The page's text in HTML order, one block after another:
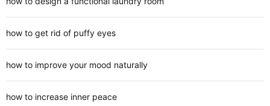
how to get rid of puffy eyes
how to improve your mood naturally
how to increase inner peace